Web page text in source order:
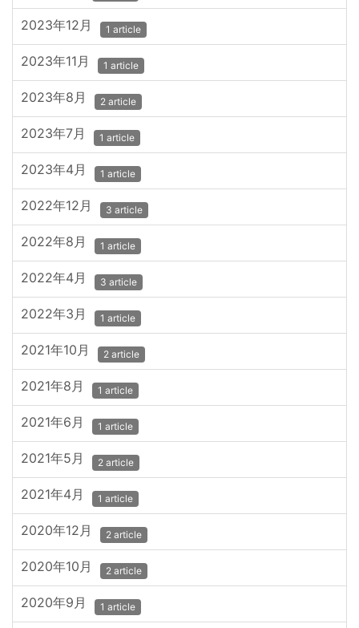
2023年12月 1 article
2023年11月 1 article
2023年8月 2 article
2023年7月 1 article
2023年4月 1 article
2022年12月 3 article
2022年8月 1 article
2022年4月 3 article
2022年3月 1 article
2021年10月 2 article
2021年8月 1 article
2021年6月 1 article
2021年5月 2 article
2021年4月 1 article
2020年12月 2 article
2020年10月 2 article
2020年9月 1 article